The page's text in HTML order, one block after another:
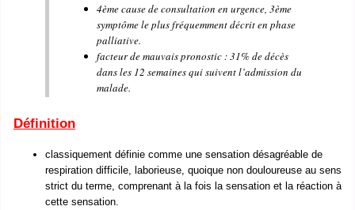
4ème cause de consultation en urgence, 3ème
symptôme le plus fréquemment décrit en phase
palliative.
facteur de mauvais pronostic : 31% de décès
dans les 12 semaines qui suivent l’admission du
malade.
Définition
classiquement définie comme une sensation désagréable de
respiration difficile, laborieuse, quoique non douloureuse au sens
strict du terme, comprenant à la fois la sensation et la réaction à
cette sensation.